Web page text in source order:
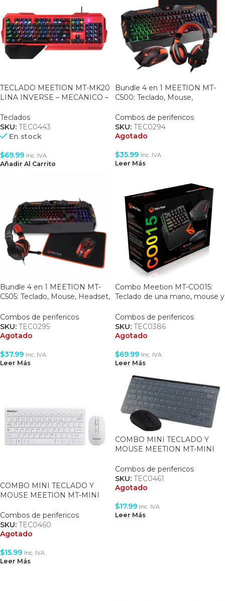
TECLADO MEETION MT-MK20
LINA INVERSE – MECANICO –
GHOSTING – BLACK/RED
Teclados
SKU: TEC0443
En stock
$69.99 Inc. IVA
Añadir Al Carrito
Bundle 4 en 1 MEETION MT-
C500: Teclado, Mouse,
Combos de perifericos
SKU: TEC0294
Agotado
$35.99 Inc. IVA
Leer Más
Bundle 4 en 1 MEETION MT-
C505: Teclado, Mouse, Headset,
Combos de perifericos
SKU: TEC0295
Agotado
$37.99 Inc. IVA
Leer Más
Combo Meetion MT-CO015:
Teclado de una mano, mouse y
Combos de perifericos
SKU: TEC0386
Agotado
$69.99 Inc. IVA
Leer Más
COMBO MINI TECLADO Y
MOUSE MEETION MT-MINI
KB US – WHITE
Combos de perifericos
SKU: TEC0460
Agotado
$15.99 Inc. IVA
Leer Más
COMBO MINI TECLADO Y
MOUSE MEETION MT-MINI
KB US – BLACK
Combos de perifericos
SKU: TEC0461
Agotado
$17.99 Inc. IVA
Leer Más